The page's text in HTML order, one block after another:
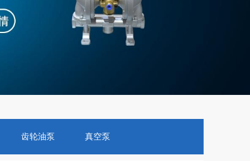
齿轮油泵 真空泵